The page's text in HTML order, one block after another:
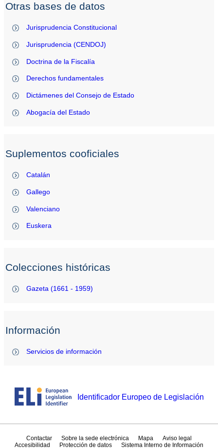
Otras bases de datos
Jurisprudencia Constitucional
Jurisprudencia (CENDOJ)
Doctrina de la Fiscalía
Derechos fundamentales
Dictámenes del Consejo de Estado
Abogacía del Estado
Suplementos cooficiales
Catalán
Gallego
Valenciano
Euskera
Colecciones históricas
Gazeta (1661 - 1959)
Información
Servicios de información
Identificador Europeo de Legislación
Contactar Sobre la sede electrónica Mapa
Aviso legal
Accesibilidad
Protección de datos Sistema Interno de Información